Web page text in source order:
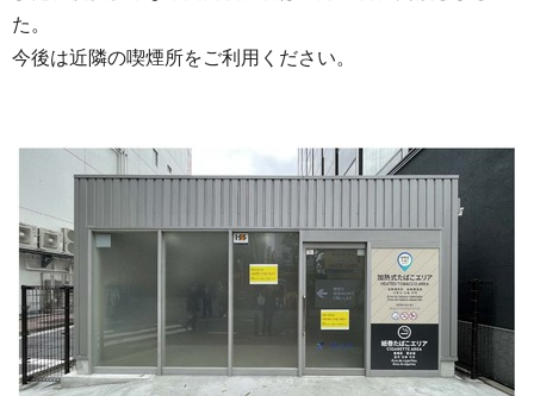
た。
今後は近隣の喫煙所をご利用ください。